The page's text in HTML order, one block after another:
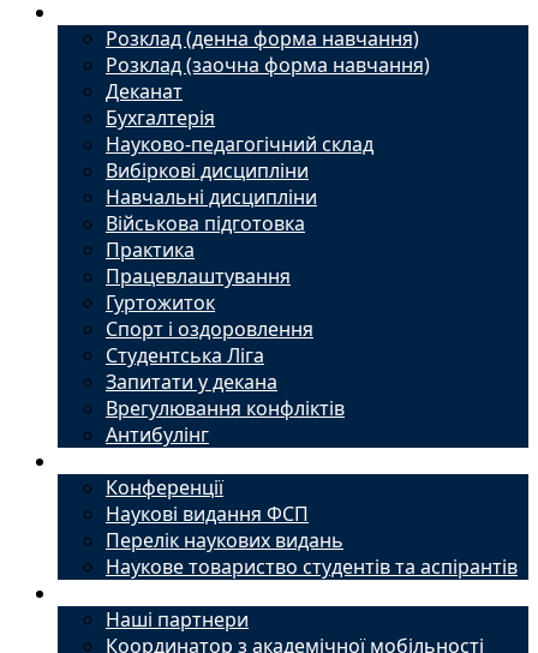
Розклад (денна форма навчання)
Розклад (заочна форма навчання)
Деканат
Бухгалтерія
Науково-педагогічний склад
Вибіркові дисципліни
Навчальні дисципліни
Військова підготовка
Практика
Працевлаштування
Гуртожиток
Спорт і оздоровлення
Студентська Ліга
Запитати у декана
Врегулювання конфліктів
Антибулінг
Конференції
Наукові видання ФСП
Перелік наукових видань
Наукове товариство студентів та аспірантів
Наші партнери
Координатор з академічної мобільності